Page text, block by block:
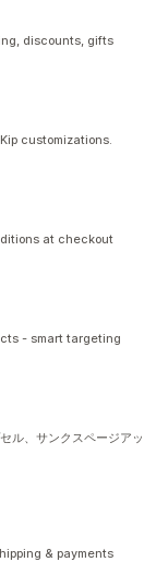
discounts, gifts
customizations.
at checkout
- smart targeting
ル、サンクスページアッ
& payments